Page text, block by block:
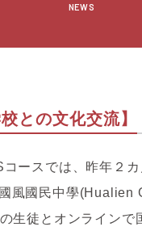
NEWS
との文化交流】
ースでは、 昨年２
風國民中學(Hualien
生徒とオンラインで